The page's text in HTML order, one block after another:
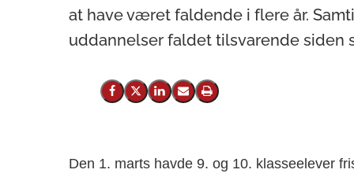
at have været faldende i flere år.
uddannelser faldet tilsvarende siden
Del på Facebook
Del på X (Twitter)
Del på LinkedIn
Send email
Print
Den 1. marts havde 9. og 10. klasseelever